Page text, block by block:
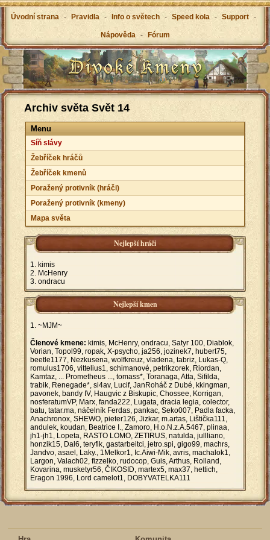
Úvodní strana - Pravidla - Info o světech - Speed kola - Support -
Nápověda - Fórum
Archiv světa Svět 14
Menu
Síň slávy
Žebříček hráčů
Žebříček kmenů
Poražený protivník (hráči)
Poražený protivník (kmeny)
Mapa světa
Nejlepší hráči
kimis
McHenry
ondracu
Nejlepší kmen
~MJM~
Členové kmene: kimis, McHenry, ondracu, Satyr 100, Diablok,
Vorian, Topol99, ropak, X-psycho, ja256, jozinek7, hubert75,
beetle1177, Nezkusena, wolfkreuz, vladena, tabriz, Lukas-Q,
romulus1706, vittelius1, schimanové, petrikzorek, Riordan,
Kamtaz, ... Prometheus ..., tomass*, Toranaga, Atta, Sifilda,
trabik, Renegade*, si4av, Lucif, JanRoháč z Dubé, kkingman,
pavonek, bandy IV, Haugvic z Biskupic, Chossee, Korrigan,
nosferatumVP, Marx, fanda222, Lugata, dracia legia, colector,
batu, tatar.ma, náčelník Ferdas, pankac, Seko007, Padla facka,
Anachronox, SHEWO, pieter126, Jizkar, m.artas, Lištička111,
andulek, koudan, Beatrice I., Zamoro, H.o.N.z.A.5467, plinaa,
jh1-jh1, Lopeta, RASTO LOMO, ZETIRUS, natulda, jullliano,
honzik15, Dal6, teryfik, gastarbeitci, jetro.spi, gigo99, machrs,
Jandvo, asael, Laky., 1Melkor1, Ic.Aiwi-Mik, avris, machalok1,
Largon, Valach02, fizzelko, rudocop, Guis, Arthus, Rolland,
Kovarina, musketyr56, ČIKOSID, martex5, max37, hettich,
Eragon 1996, Lord camelot1, DOBYVATELKA111